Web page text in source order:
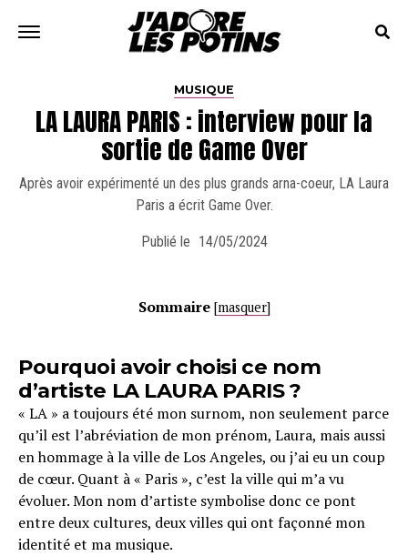
MUSIQUE
LA LAURA PARIS : interview pour la
sortie de Game Over
Après avoir expérimenté un des plus grands arna-coeur, LA Laura
Paris a écrit Game Over.
Publié le 14/05/2024
Sommaire [masquer]
Pourquoi avoir choisi ce nom
d’artiste LA LAURA PARIS ?
« LA » a toujours été mon surnom, non seulement parce
qu’il est l’abréviation de mon prénom, Laura, mais aussi
en hommage à la ville de Los Angeles, ou j’ai eu un coup
de cœur. Quant à « Paris », c’est la ville qui m’a vu
évoluer. Mon nom d’artiste symbolise donc ce pont
entre deux cultures, deux villes qui ont façonné mon
identité et ma musique.